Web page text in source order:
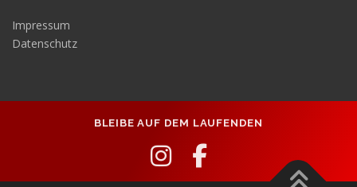
Impressum
Datenschutz
BLEIBE AUF DEM LAUFENDEN